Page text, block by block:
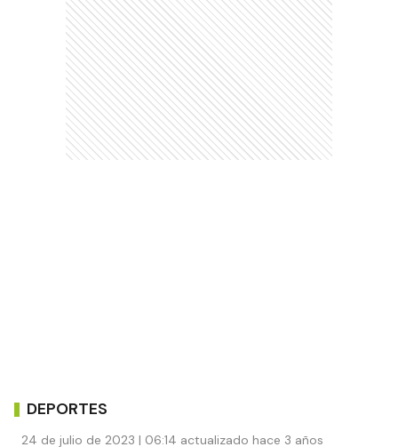
DEPORTES
24 de julio de 2023 | 06:14 actualizado hace 3 años